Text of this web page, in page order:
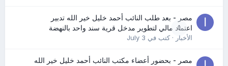
0
مصر - بعد طلب النائب أحمد خليل خير الله تدبير
اعتماد مالي لتطوير مدخل قرية سند واحد بالنهضة
الأخبار· كتب في July 3
مصر - بحضور أعضاء مكتب النائب أحمد خليل خير الله